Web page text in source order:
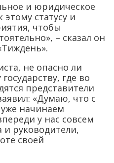
и юридическое
статусу и
чтобы
– сказал он
не опасно ли
где во
представители
«Думаю, что с
начинаем
у нас совсем
и руководители,
своей